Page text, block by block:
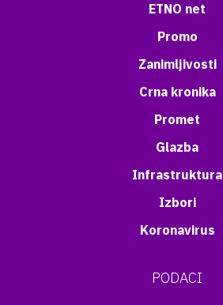
ETNO net
Promo
Zanimljivosti
Crna kronika
Promet
Glazba
Infrastruktura
Izbori
Koronavirus
PODACI